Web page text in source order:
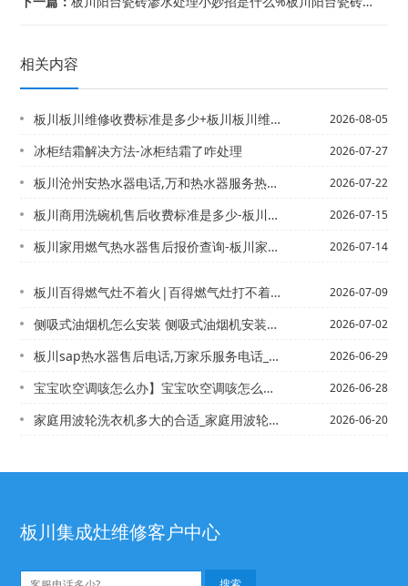
相关内容
板川板川维修收费标准是多少+板川板川维修收费标准是多少新版 2026-08-05
冰柜结霜解决方法-冰柜结霜了咋处理 2026-07-27
板川沧州安热水器电话,万和热水器服务热线【沧州安装太阳能热水器电话,修太阳能热水... 2026-07-22
板川商用洗碗机售后收费标准是多少-板川商用洗碗机售后收费标准是多少钱2027年最... 2026-07-15
板川家用燃气热水器售后报价查询-板川家用燃气热水器售后报价查询电话最新的标准 2026-07-14
板川百得燃气灶不着火|百得燃气灶打不着火 2026-07-09
侧吸式油烟机怎么安装 侧吸式油烟机安装方法\侧吸式油烟机怎么清洗 侧吸式油烟机清... 2026-07-02
板川sap热水器售后电话,万家乐服务电话_板川sast燃气灶打不着火 2026-06-29
宝宝吹空调咳怎么办】宝宝吹空调咳怎么办_1 2026-06-28
家庭用波轮洗衣机多大的合适_家庭用波轮洗衣机多大推荐,家庭用波轮洗衣机多大的合适... 2026-06-20
板川集成灶维修客户中心